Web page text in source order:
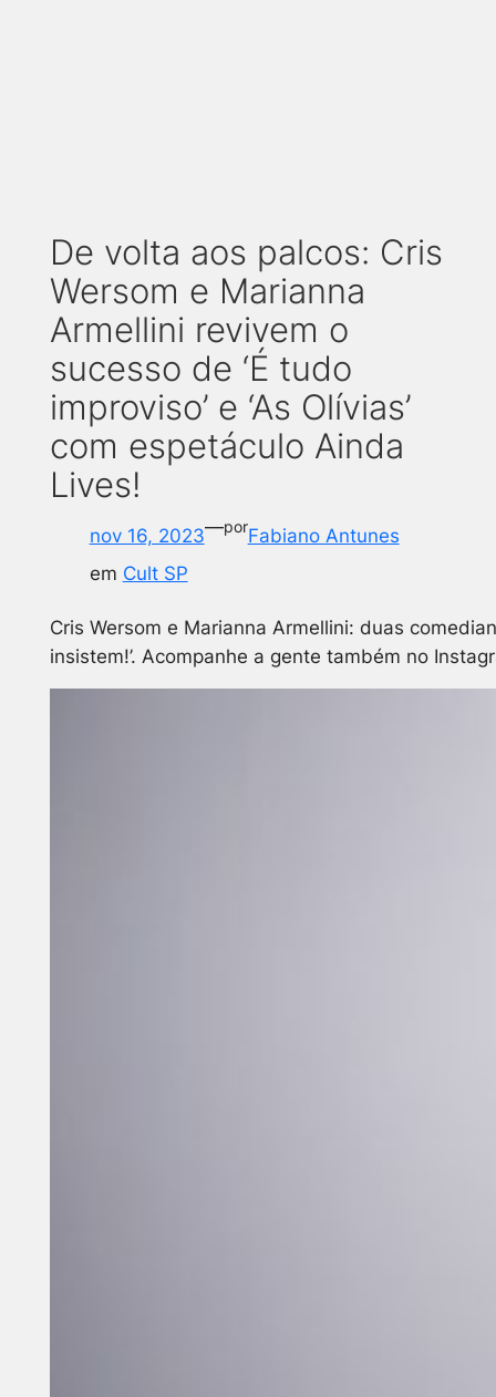
De volta aos palcos: Cris
Wersom e Marianna
Armellini revivem o
sucesso de ‘É tudo
improviso’ e ‘As Olívias’
com espetáculo Ainda
Lives!
nov 16, 2023—porFabiano Antunes
em Cult SP
Cris Wersom e Marianna Armellini: duas
insistem!’. Acompanhe a gente também no